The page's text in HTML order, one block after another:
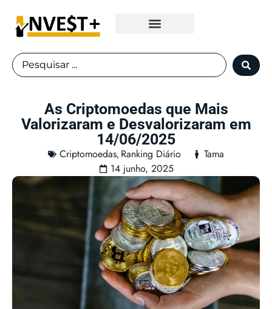
As Criptomoedas que Mais
Valorizaram e Desvalorizaram em
14/06/2025
Criptomoedas, Ranking Diário
Tama
14 junho, 2025